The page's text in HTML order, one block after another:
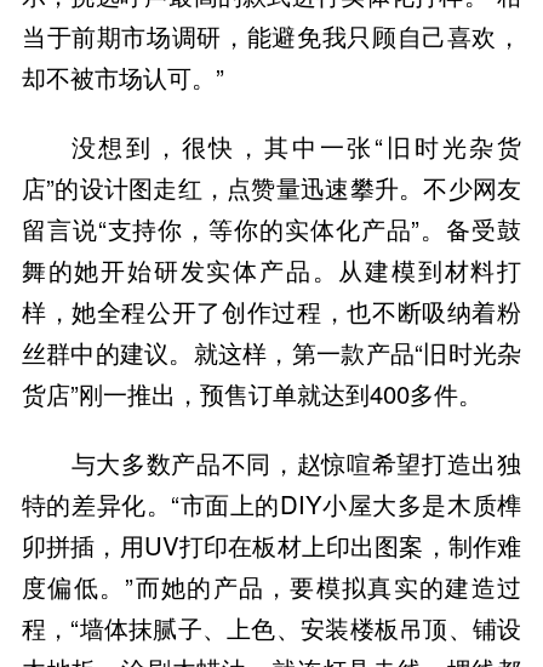
当于前期市场调研，能避免我只顾自己喜欢，
却不被市场认可。”
没想到，很快，其中一张“旧时光杂货
店”的设计图走红，点赞量迅速攀升。不少网友
留言说“支持你，等你的实体化产品”。备受鼓
舞的她开始研发实体产品。从建模到材料打
样，她全程公开了创作过程，也不断吸纳着粉
丝群中的建议。就这样，第一款产品“旧时光杂
货店”刚一推出，预售订单就达到400多件。
与大多数产品不同，赵惊喧希望打造出独
特的差异化。“市面上的DIY小屋大多是木质榫
卯拼插，用UV打印在板材上印出图案，制作难
度偏低。”而她的产品，要模拟真实的建造过
程，“墙体抹腻子、上色、安装楼板吊顶、铺设